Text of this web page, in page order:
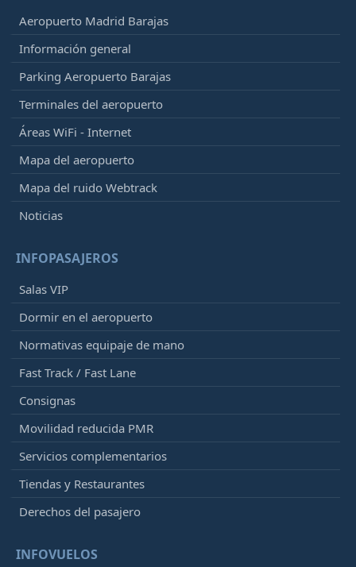
Aeropuerto Madrid Barajas
Información general
Parking Aeropuerto Barajas
Terminales del aeropuerto
Áreas WiFi - Internet
Mapa del aeropuerto
Mapa del ruido Webtrack
Noticias
INFOPASAJEROS
Salas VIP
Dormir en el aeropuerto
Normativas equipaje de mano
Fast Track / Fast Lane
Consignas
Movilidad reducida PMR
Servicios complementarios
Tiendas y Restaurantes
Derechos del pasajero
INFOVUELOS